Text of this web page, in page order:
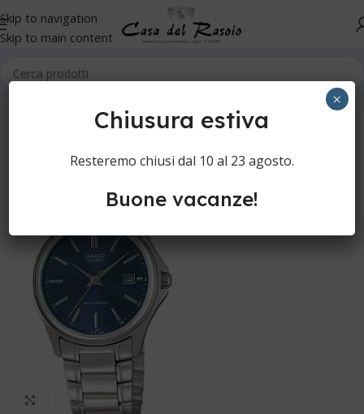
Skip to navigation
Skip to main content
Clicca per ingrandire
Chiusura estiva
Resteremo chiusi dal 10 al 23 agosto.
Buone vacanze!
×